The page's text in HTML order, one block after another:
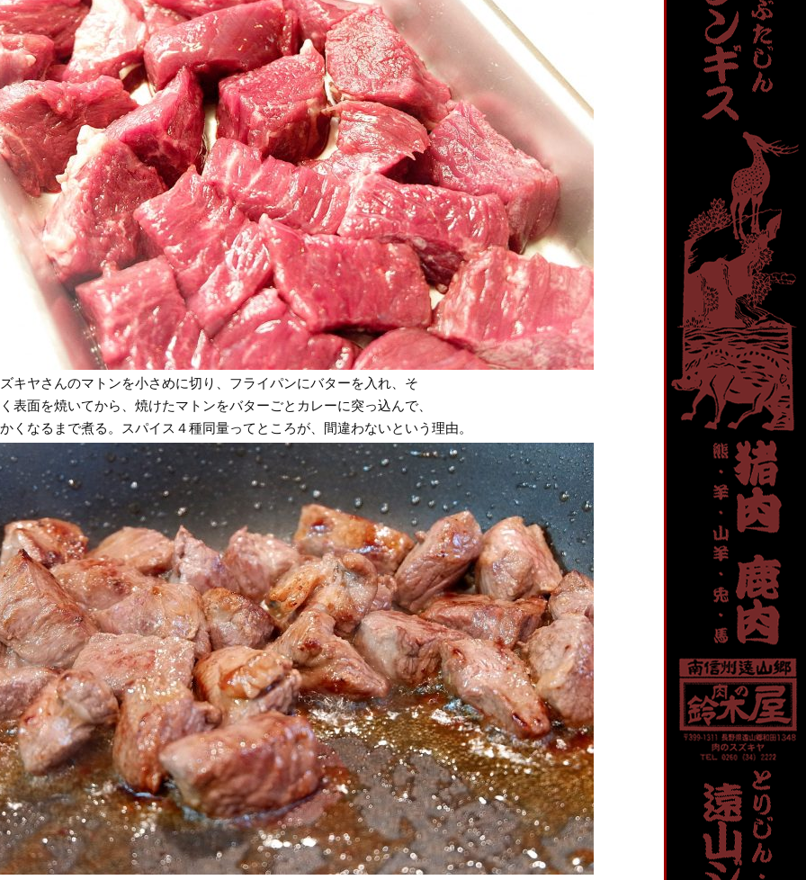
キヤさんのマトンを小さめに切り、フライパンにバターを入れ、そ
表面を焼いてから、焼けたマトンをバターごとカレーに突っ込んで、
くなるまで煮る。スパイス４種同量ってところが、間違わないという理由。